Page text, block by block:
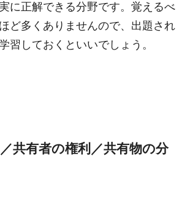
に正解できる分野です。覚えるべ
ど多くありませんので、出題され
習しておくといいでしょう。
／共有者の権利／共有物の分